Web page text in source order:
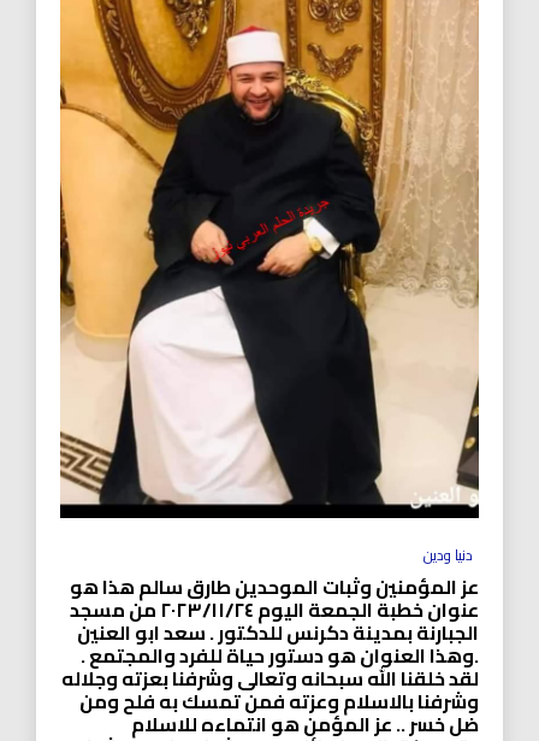
دنيا ودين
عز المؤمنين وثبات الموحدين طارق سالم هذا هو
عنوان خطبة الجمعة اليوم ٢٠٢٣/١١/٢٤ من مسجد
الجبارنة بمدينة دكرنس للدكتور . سعد ابو العنين
.وهذا العنوان هو دستور حياة للفرد والمجتمع .
لقد خلقنا الله سبحانه وتعالى وشرفنا بعزته وجلاله
وشرفنا بالاسلام وعزته فمن تمسك به فلح ومن
ضل خسر .. عز المؤمن هو انتماءه للاسلام